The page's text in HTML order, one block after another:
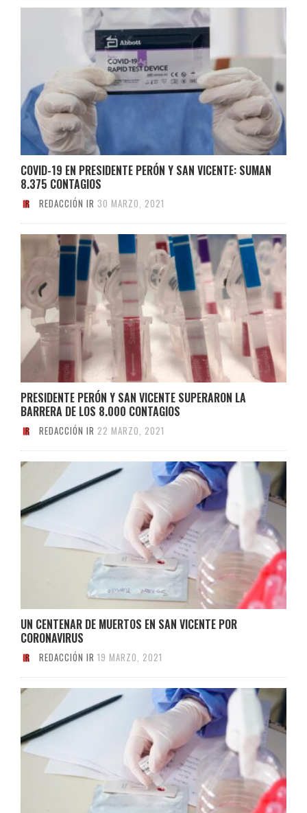
COVID-19 EN PRESIDENTE PERÓN Y SAN VICENTE: SUMAN
8.375 CONTAGIOS
REDACCIÓN IR 30 MARZO, 2021
PRESIDENTE PERÓN Y SAN VICENTE SUPERARON LA
BARRERA DE LOS 8.000 CONTAGIOS
REDACCIÓN IR 22 MARZO, 2021
UN CENTENAR DE MUERTOS EN SAN VICENTE POR
CORONAVIRUS
REDACCIÓN IR 19 MARZO, 2021